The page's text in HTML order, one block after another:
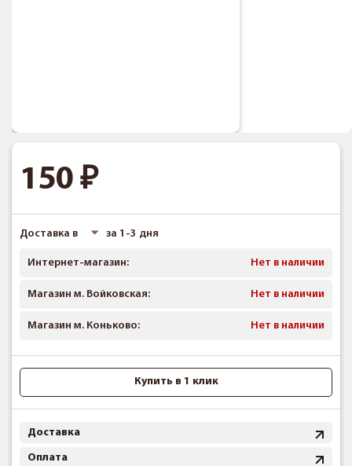
150
Доставка в за 1-3 дня
Интернет-магазин: Нет в наличии
Магазин м. Войковская: Нет в наличии
Магазин м. Коньково: Нет в наличии
Купить в 1 клик
Доставка
Оплата